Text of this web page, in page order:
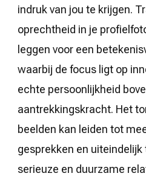
indruk van jou te krijgen.
oprechtheid in je
leggen voor een
waarbij de focus ligt op
echte persoonlijkheid
aantrekkingskracht. Het
beelden kan leiden tot
gesprekken en uiteindelijk
serieuze en duurzame